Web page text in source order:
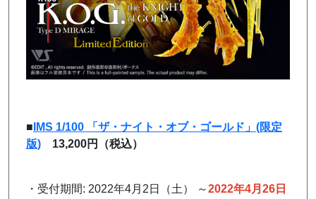
■ IMS 1/100 「ザ・ナイト・オブ・ゴールド」(限定
版) 13,200円（税込）
・受付期間: 2022年4月2日（土 ） ～2022年4月26日